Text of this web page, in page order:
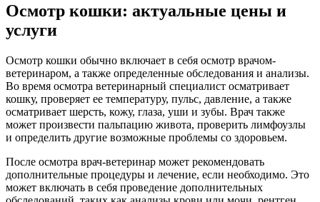
Осмотр кошки: актуальные цены и
услуги
Осмотр кошки обычно включает в себя осмотр врачом-
ветеринаром, а также определенные обследования и анализы.
Во время осмотра ветеринарный специалист осматривает
кошку, проверяет ее температуру, пульс, давление, а также
осматривает шерсть, кожу, глаза, уши и зубы. Врач также
может произвести пальпацию живота, проверить лимфоузлы
и определить другие возможные проблемы со здоровьем.
После осмотра врач-ветеринар может рекомендовать
дополнительные процедуры и лечение, если необходимо. Это
может включать в себя проведение дополнительных